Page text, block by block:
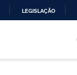
LEGISLAÇÃO